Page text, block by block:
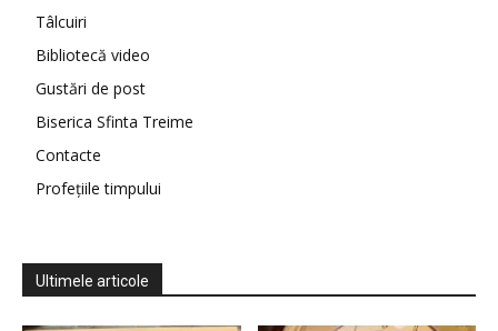
Tâlcuiri
Bibliotecă video
Gustări de post
Biserica Sfinta Treime
Contacte
Profețiile timpului
Ultimele articole